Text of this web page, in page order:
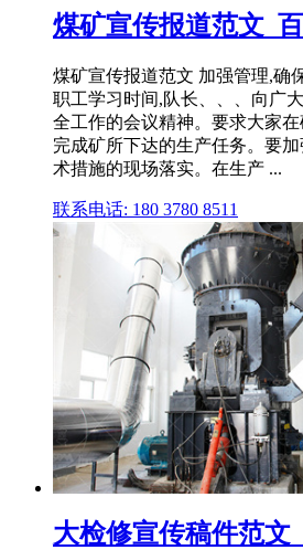
煤矿宣传报道范文_
煤矿宣传报道范文 加强管理,确
职工学习时间,队长、、、向广
全工作的会议精神。要求大家
完成矿所下达的生产任务。要
术措施的现场落实。在生产 ...
联系电话: 180 3780 8511
大检修宣传稿件范文